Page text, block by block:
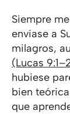
Siempre
enviase a
milagros,
(Lucas
hubiese
bien
que